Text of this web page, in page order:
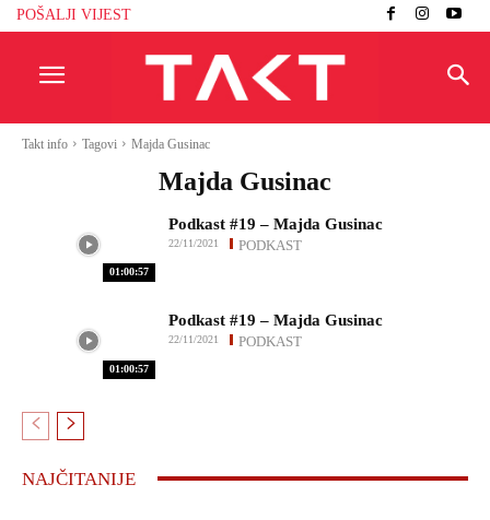
POŠALJI VIJEST
Takt info Tagovi Majda Gusinac
Majda Gusinac
01:00:57
Podkast #19 – Majda Gusinac
PODKAST
22/11/2021
01:00:57
Podkast #19 – Majda Gusinac
PODKAST
22/11/2021
NAJČITANIJE